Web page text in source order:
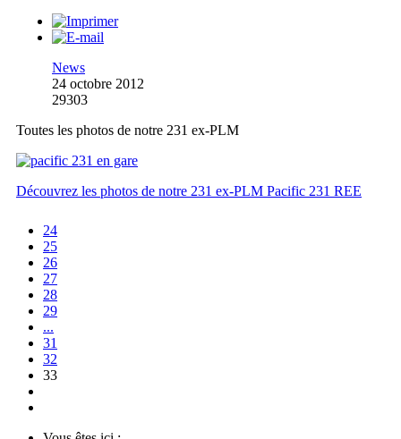
News
24 octobre 2012
29303
Toutes les photos de notre 231 ex-PLM
Découvrez les photos de notre 231 ex-PLM Pacific 231 REE
24
25
26
27
28
29
...
31
32
33